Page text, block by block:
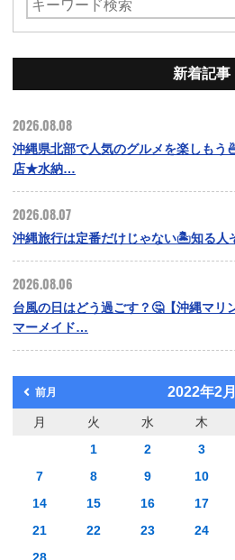
新着記事
2026.08.08
沖縄県北部で人気のグルメを楽しもう
店★水納…
2026.08.07
沖縄旅行は定番だけじゃない🏝️知る人
2026.08.06
台風の日はどう過ごす？🤔【沖縄マ
マーメイド…
前月 2022年2月
月 火 水 木
1
2 3
7
8 9 10
14
15 16 17
21
22 23 24
28